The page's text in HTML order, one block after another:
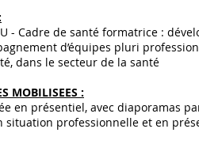
- Cadre de santé formatrice :
d’équipes pluri
dans le secteur de la santé
MOBILISEES :
en présentiel, avec diaporamas
professionnelle et en